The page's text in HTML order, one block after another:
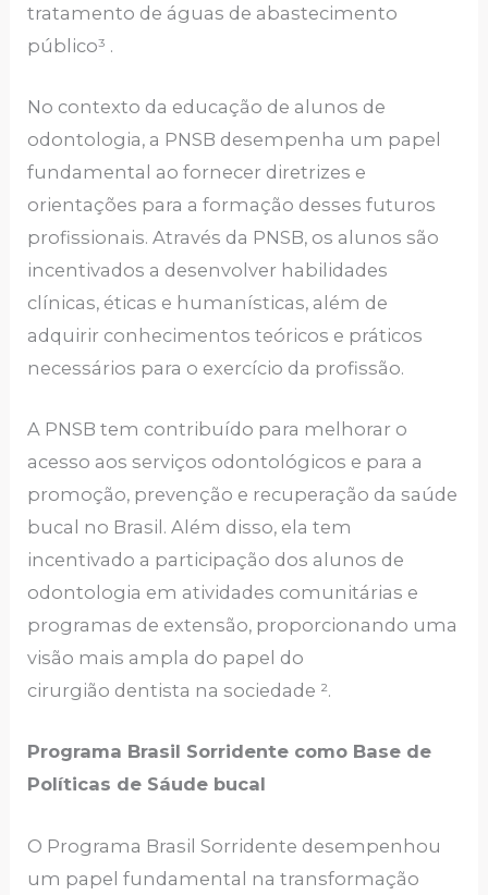
tratamento de águas de abastecimento
público³ .
No contexto da educação de alunos de
odontologia, a PNSB desempenha um papel
fundamental ao fornecer diretrizes e
orientações para a formação desses futuros
profissionais. Através da PNSB, os alunos são
incentivados a desenvolver habilidades
clínicas, éticas e humanísticas, além de
adquirir conhecimentos teóricos e práticos
necessários para o exercício da profissão.
A PNSB tem contribuído para melhorar o
acesso aos serviços odontológicos e para a
promoção, prevenção e recuperação da saúde
bucal no Brasil. Além disso, ela tem
incentivado a participação dos alunos de
odontologia em atividades comunitárias e
programas de extensão, proporcionando uma
visão mais ampla do papel do
cirurgião dentista na sociedade ².
Programa Brasil Sorridente como Base de
Políticas de Sáude bucal
O Programa Brasil Sorridente desempenhou
um papel fundamental na transformação